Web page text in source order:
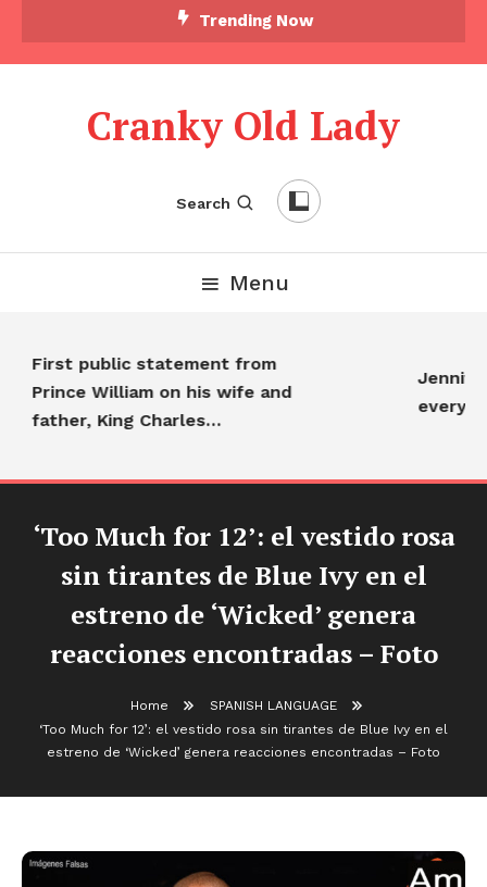
Trending Now
Cranky Old Lady
Search
Menu
First public statement from
Prince William on his wife and
father, King Charles…
‘Too Much for 12’: el vestido rosa
sin tirantes de Blue Ivy en el
estreno de ‘Wicked’ genera
reacciones encontradas – Foto
Home
SPANISH LANGUAGE
‘Too Much for 12’: el vestido rosa sin tirantes de Blue Ivy en el
estreno de ‘Wicked’ genera reacciones encontradas – Foto